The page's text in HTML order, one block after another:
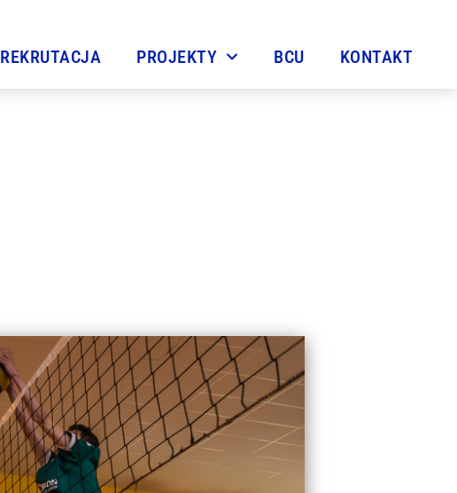
REKRUTACJA PROJEKTY BCU KONTAKT